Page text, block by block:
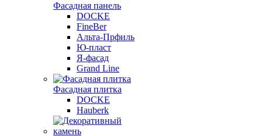
Фасадная панель
DOCKE
FineBer
Альта-Прфиль
Ю-пласт
Я-фасад
Grand Line
Фасадная плитка
DOCKE
Hauberk